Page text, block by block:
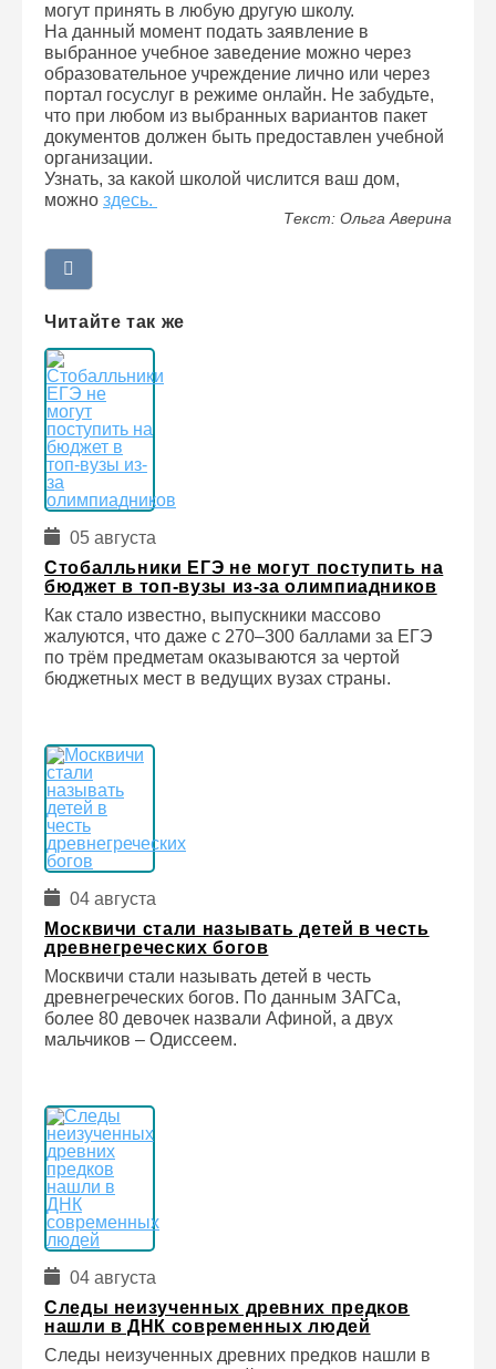
могут принять в любую другую школу.
На данный момент подать заявление в
выбранное учебное заведение можно через
образовательное учреждение лично или через
портал госуслуг в режиме онлайн. Не забудьте,
что при любом из выбранных вариантов пакет
документов должен быть предоставлен учебной
организации.
Узнать, за какой школой числится ваш дом,
можно здесь.
Текст: Ольга Аверина
Читайте так же
05 августа
Стобалльники ЕГЭ не могут поступить на
бюджет в топ-вузы из-за олимпиадников
Как стало известно, выпускники массово
жалуются, что даже с 270–300 баллами за ЕГЭ
по трём предметам оказываются за чертой
бюджетных мест в ведущих вузах страны.
04 августа
Москвичи стали называть детей в честь
древнегреческих богов
Москвичи стали называть детей в честь
древнегреческих богов. По данным ЗАГСа,
более 80 девочек назвали Афиной, а двух
мальчиков – Одиссеем.
04 августа
Следы неизученных древних предков
нашли в ДНК современных людей
Следы неизученных древних предков нашли в